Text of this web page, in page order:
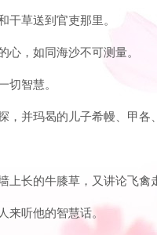
草送到官吏那里。
，如同海沙不可测量。
智慧。
并玛曷的儿子希幔、甲各
长的牛膝草，又讲论飞禽
来听他的智慧话。